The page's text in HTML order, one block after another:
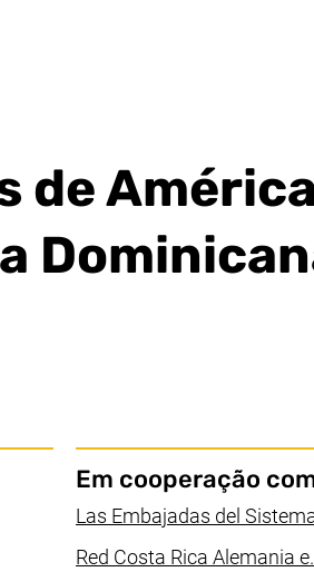
de América
Em cooperação
Las Embajadas del
Red Costa Rica Alemania